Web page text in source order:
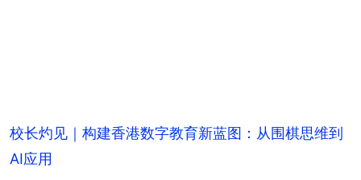
校长灼见｜构建香港数字教育新蓝图：从围棋思维到
AI应用